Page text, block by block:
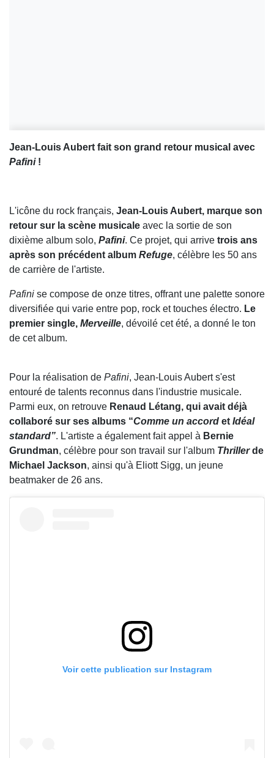
Jean-Louis Aubert fait son grand retour musical avec
Pafini!
L'icône du rock français, Jean-Louis Aubert, marque son
retour sur la scène musicale avec la sortie de son
dixième album solo, Pafini. Ce projet, qui arrive trois ans
après son précédent album Refuge, célèbre les 50 ans
de carrière de l'artiste.
Pafini se compose de onze titres, offrant une palette sonore
diversifiée qui varie entre pop, rock et touches électro. Le
premier single, Merveille, dévoilé cet été, a donné le ton
de cet album.
Pour la réalisation de Pafini, Jean-Louis Aubert s'est
entouré de talents reconnus dans l'industrie musicale.
Parmi eux, on retrouve Renaud Létang, qui avait déjà
collaboré sur ses albums “Comme un accord et Idéal
standard”. L'artiste a également fait appel à Bernie
Grundman, célèbre pour son travail sur l'album Thrillerde
Michael Jackson, ainsi qu'à Eliott Sigg, un jeune
beatmaker de 26 ans.
Voir cette publication sur Instagram